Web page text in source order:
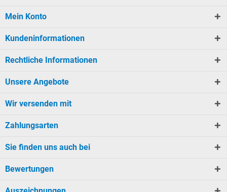
Mein Konto
Kundeninformationen
Rechtliche Informationen
Unsere Angebote
Wir versenden mit
Zahlungsarten
Sie finden uns auch bei
Bewertungen